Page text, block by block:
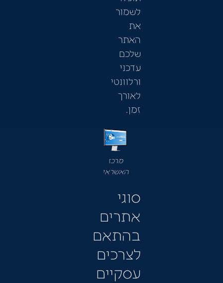
לשמור
את
האתר
שלכם
עדכני
ורלוונטי
לאורך
זמן.
מרכז
האשראי
סוגי
אתרים
בהתאם
לצרכים
עסקיים